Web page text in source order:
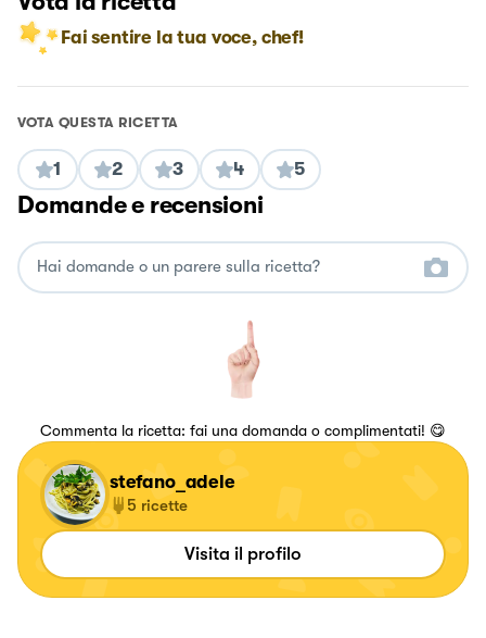
Fai sentire la tua voce, chef!
VOTA QUESTA RICETTA
1 2 3 4 5
Domande e recensioni
Commenta la ricetta: fai una domanda o complimentati! 😋
stefano_adele
5 ricette
Visita il profilo